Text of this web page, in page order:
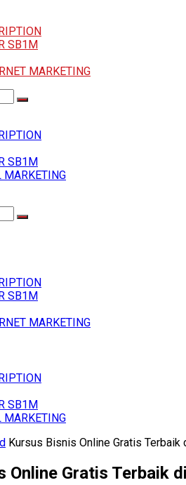
SB1M
MARKETING
SB1M
MARKETING
SB1M
MARKETING
SB1M
MARKETING
Kursus Bisnis Online Gratis Terbaik
Online Gratis Terbaik